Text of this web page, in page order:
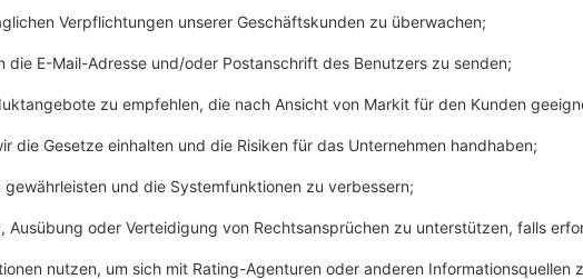
Verpflichtungen unserer Geschäftskunden zu überwachen;
die E-Mail-Adresse und/oder Postanschrift des Benutzers zu senden;
zu empfehlen, die nach Ansicht von Markit für den Kunden
die Gesetze einhalten und die Risiken für das Unternehmen handhaben;
und die Systemfunktionen zu verbessern;
Ausübung oder Verteidigung von Rechtsansprüchen zu unterstützen, falls
nutzen, um sich mit Rating-Agenturen oder anderen